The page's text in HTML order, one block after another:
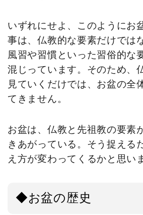
いずれにせよ、このようにお
事は、仏教的な要素だけでは
風習や習慣といった習俗的な
混じっています。そのため、
見ていくだけでは、お盆の全
てきません。
お盆は、仏教と先祖教の要素
きあがっている。そう捉える
え方が変わってくるかと思い
◆お盆の歴史